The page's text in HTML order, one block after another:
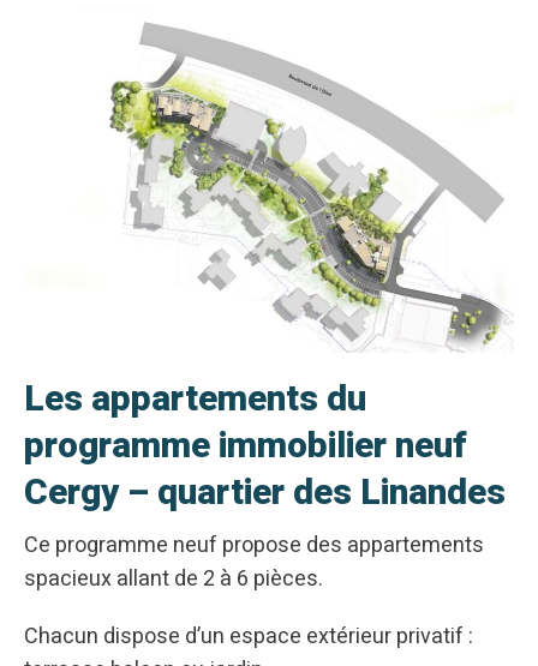
Les appartements du
programme immobilier neuf
Cergy – quartier des Linandes
Ce programme neuf propose des appartements
spacieux allant de 2 à 6 pièces.
Chacun dispose d’un espace extérieur privatif :